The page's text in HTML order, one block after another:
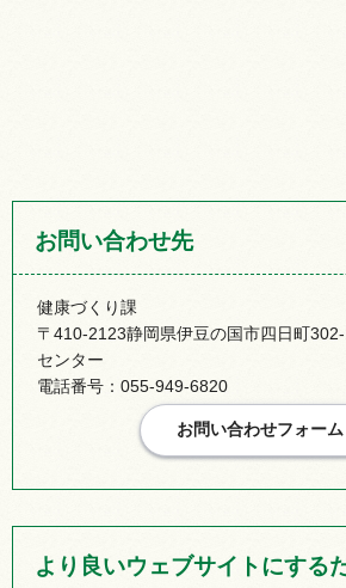
お問い合わせ先
健康づくり課
〒410-2123静岡県伊豆の国市四日町
センター
電話番号：055-949-6820
より良いウェブサイトにする